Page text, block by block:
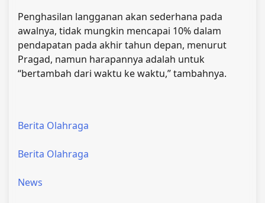
Penghasilan langganan akan sederhana pada
awalnya, tidak mungkin mencapai 10% dalam
pendapatan pada akhir tahun depan, menurut
Pragad, namun harapannya adalah untuk
“bertambah dari waktu ke waktu,” tambahnya.
Berita Olahraga
Berita Olahraga
News